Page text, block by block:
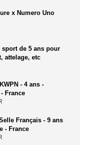
x Numero Uno
sport de 5 ans pour
attelage, etc
- 4 ans -
France
Français - 9 ans
- France